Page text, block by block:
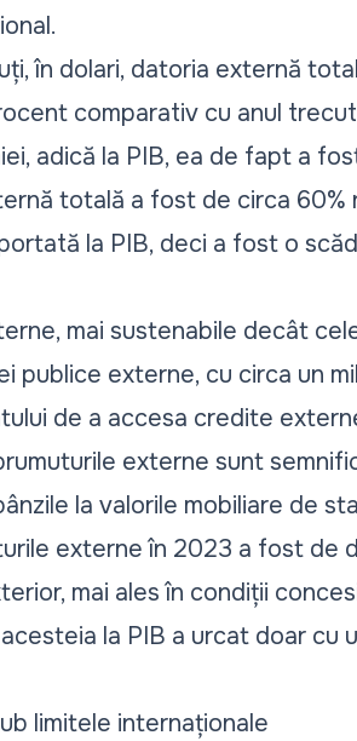
în dolari, datoria externă
comparativ cu anul
adică la PIB, ea de fapt a
totală a fost de circa 60%
la PIB, deci a fost o
mai sustenabile decât
publice externe, cu circa un
de a accesa credite
externe sunt
la valorile mobiliare de
externe în 2023 a fost de
mai ales în condiții
la PIB a urcat doar cu
limitele internaționale